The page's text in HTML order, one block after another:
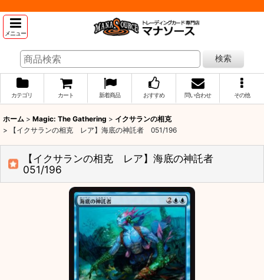
メニュー
検索
カテゴリ カート 新着商品 おすすめ 問い合わせ その他
ホーム > Magic: The Gathering > イクサランの相克
>
【イクサランの相克 レア】海底の神託者 051/196
【イクサランの相克 レア】海底の神託者
051/196